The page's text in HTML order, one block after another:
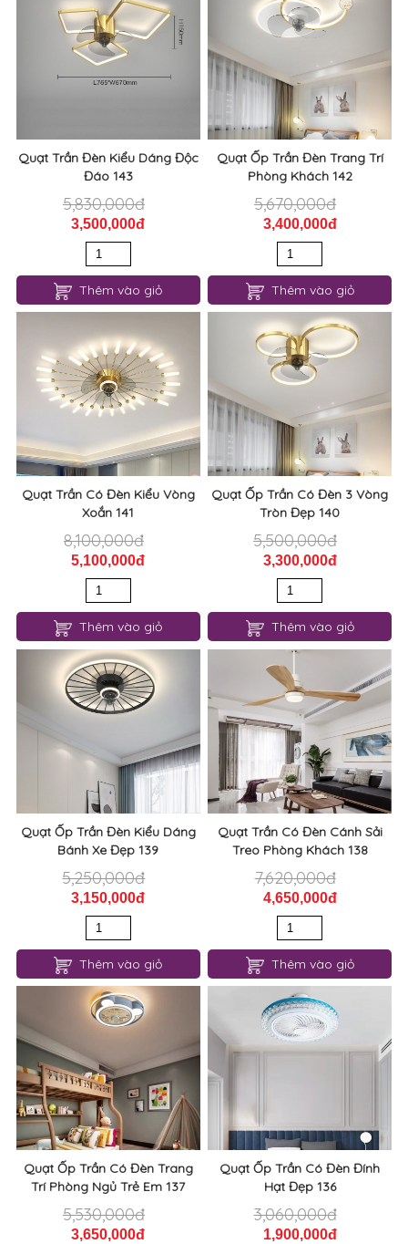
Quạt Trần Đèn Kiểu Dáng Độc
Đáo 143
5,830,000đ
3,500,000đ
Thêm vào giỏ
Quạt Ốp Trần Đèn Trang Trí
Phòng Khách 142
5,670,000đ
3,400,000đ
Thêm vào giỏ
Quạt Trần Có Đèn Kiểu Vòng
Xoắn 141
8,100,000đ
5,100,000đ
Thêm vào giỏ
Quạt Ốp Trần Có Đèn 3 Vòng
Tròn Đẹp 140
5,500,000đ
3,300,000đ
Thêm vào giỏ
Quạt Ốp Trần Đèn Kiểu Dáng
Bánh Xe Đẹp 139
5,250,000đ
3,150,000đ
Thêm vào giỏ
Quạt Trần Có Đèn Cánh Sải
Treo Phòng Khách 138
7,620,000đ
4,650,000đ
Thêm vào giỏ
Quạt Ốp Trần Có Đèn Trang
Trí Phòng Ngủ Trẻ Em 137
5,530,000đ
3,650,000đ
Quạt Ốp Trần Có Đèn Đính
Hạt Đẹp 136
3,060,000đ
1,900,000đ